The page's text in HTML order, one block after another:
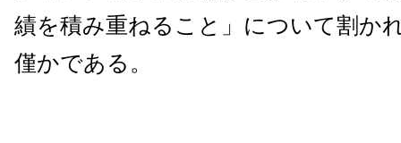
績を積み重ねること」について割か
僅かである。